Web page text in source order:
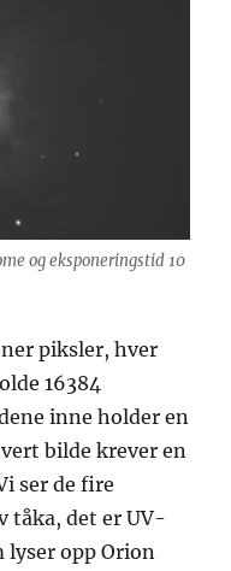
og eksponeringstid 10
piksler, hver
16384
inne holder en
bilde krever en
ser de fire
tåka, det er UV-
lyser opp Orion